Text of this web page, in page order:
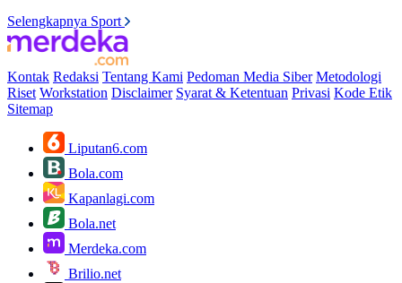
Selengkapnya Sport
Kontak Redaksi Tentang Kami Pedoman Media Siber Metodologi
Riset Workstation Disclaimer Syarat & Ketentuan Privasi Kode Etik
Sitemap
Liputan6.com
Bola.com
Kapanlagi.com
Bola.net
Merdeka.com
Brilio.net